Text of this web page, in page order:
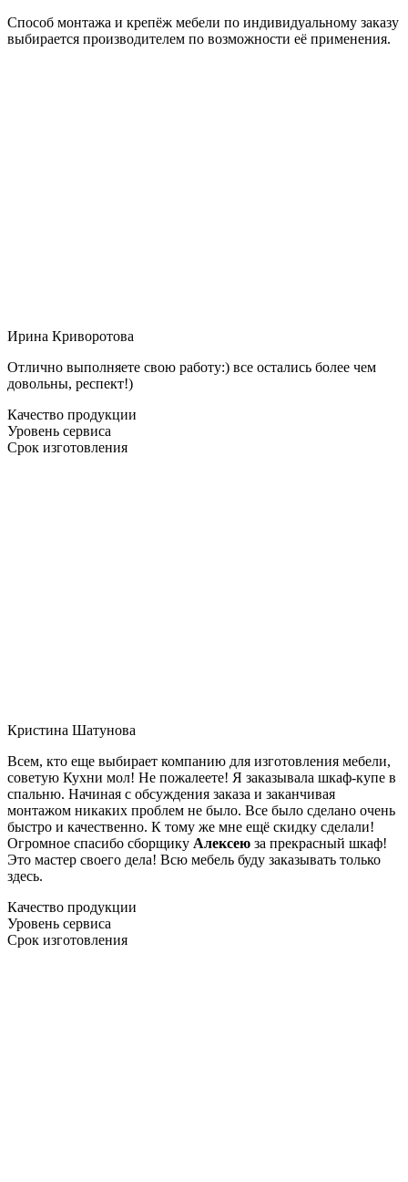
Способ монтажа и крепёж мебели по индивидуальному заказу
выбирается производителем по возможности её применения.
Ирина Криворотова
Отлично выполняете свою работу:) все остались более чем
довольны, респект!)
Качество продукции
Уровень сервиса
Срок изготовления
Кристина Шатунова
Всем, кто еще выбирает компанию для изготовления мебели,
советую Кухни мол! Не пожалеете! Я заказывала шкаф-купе в
спальню. Начиная с обсуждения заказа и заканчивая
монтажом никаких проблем не было. Все было сделано очень
быстро и качественно. К тому же мне ещё скидку сделали!
Огромное спасибо сборщику Алексею за прекрасный шкаф!
Это мастер своего дела! Всю мебель буду заказывать только
здесь.
Качество продукции
Уровень сервиса
Срок изготовления